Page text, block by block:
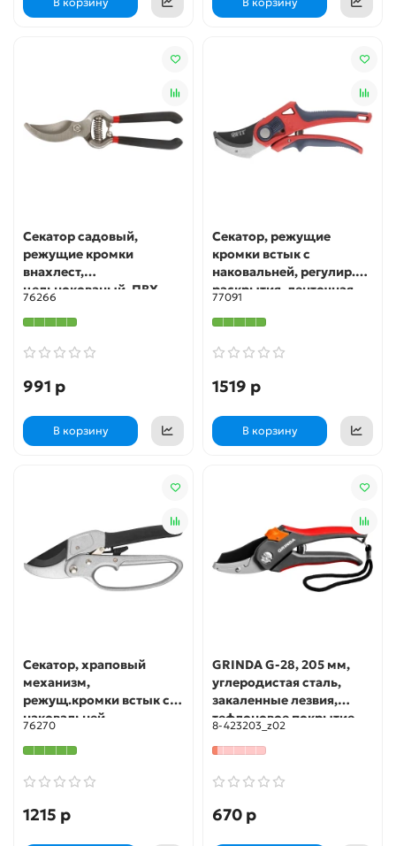
Секатор садовый,
режущие кромки
внахлест,
цельнокованый, ПВХ
покрытие ручек 200 мм
КУРС
76266
991 р
В корзину
Секатор, режущие
кромки встык с
наковальней, регулир.
раскрытия, ленточная
пружина, прорезин.
ручки 210 мм FIT IT
77091
1519 р
В корзину
Секатор, храповый
механизм,
режущ.кромки встык с
наковальней,
тефл.покр.лезвий,
алюм.корпус 200 мм
76270
1215 р
GRINDA G-28, 205 мм,
углеродистая сталь,
закаленные лезвия,
тефлоновое покрытие,
двухкомпонентные
рукоятки, контактный
8-423203_z02
670 р